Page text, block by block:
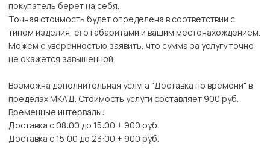
покупатель берет на себя.
Точная стоимость будет определена в соответствии с
типом изделия, его габаритами и вашим местонахождением.
Можем с уверенностью заявить, что сумма за услугу точно
не окажется завышенной.
Возможна дополнительная услуга "Доставка по времени" в
пределах МКАД. Стоимость услуги составляет 900 руб.
Временные интервалы:
Доставка с 08:00 до 15:00 + 900 руб.
Доставка с 15:00 до 23:00 + 900 руб.